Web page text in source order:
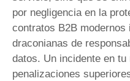
por negligencia en la
contratos B2B modernos
draconianas de
datos. Un incidente en
penalizaciones